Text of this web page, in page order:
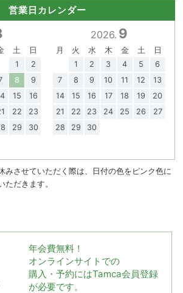
営業日カレンダー
土
日
1
2
8
9
15
16
22
23
29
30
2026. 9
月 火 水 木 金 土
日
1
2 3 4 5
6
7
8 9 10 11 12
13
14
15 16 17 18 19
20
21
22 23 24 25 26
27
28
29 30
みさせていただく際は、日付の色をピンク色に
ただきます。
年会費無料！
オンラインサイトでの
購入・予約にはTamca会員登録
が必要です。